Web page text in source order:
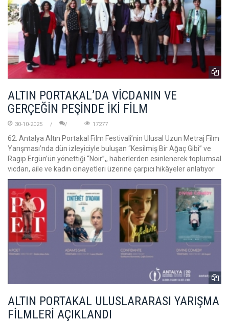
ALTIN PORTAKAL’DA VİCDANIN VE
GERÇEĞİN PEŞİNDE İKİ FİLM
30-10-2025 17277
62. Antalya Altın Portakal Film Festivali’nin Ulusal Uzun Metraj Film
Yarışması’nda dün izleyiciyle buluşan “Kesilmiş Bir Ağaç Gibi” ve
Ragıp Ergün’ün yönettiği “Noir”,, haberlerden esinlenerek toplumsal
vicdan, aile ve kadın cinayetleri üzerine çarpıcı hikâyeler anlatıyor
ALTIN PORTAKAL ULUSLARARASI YARIŞMA
FİLMLERİ AÇIKLANDI